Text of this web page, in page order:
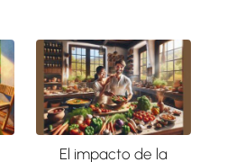
El impacto de la